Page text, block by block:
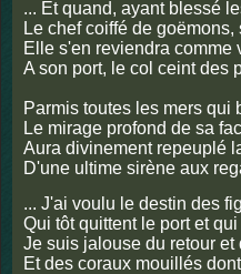
... Et quand, ayant blessé
Le chef coiffé de goëmons,
Elle s'en reviendra comme
A son port, le col ceint des
Parmis toutes les mers qui
Le mirage profond de sa
Aura divinement repeuplé
D'une ultime sirène aux
... J'ai voulu le destin des
Qui tôt quittent le port et
Je suis jalouse du retour et
Et des coraux mouillés